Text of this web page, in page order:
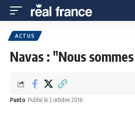
ACTUS
Navas : "Nous
Punto Publié le 2 octobre 2016